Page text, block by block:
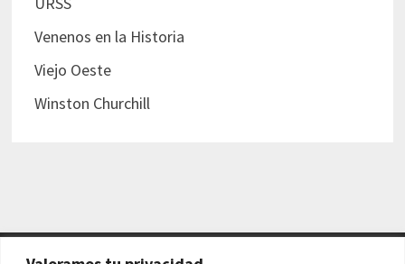
Venenos en la Historia
Viejo Oeste
Winston Churchill